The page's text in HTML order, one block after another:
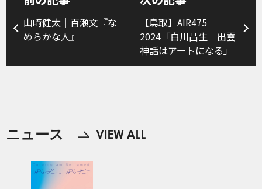
山﨑健太｜百瀬文『な
めらかな人』
【鳥取】AIR475
2024「白川昌生 出雲
神話はアートになる」
ニュース